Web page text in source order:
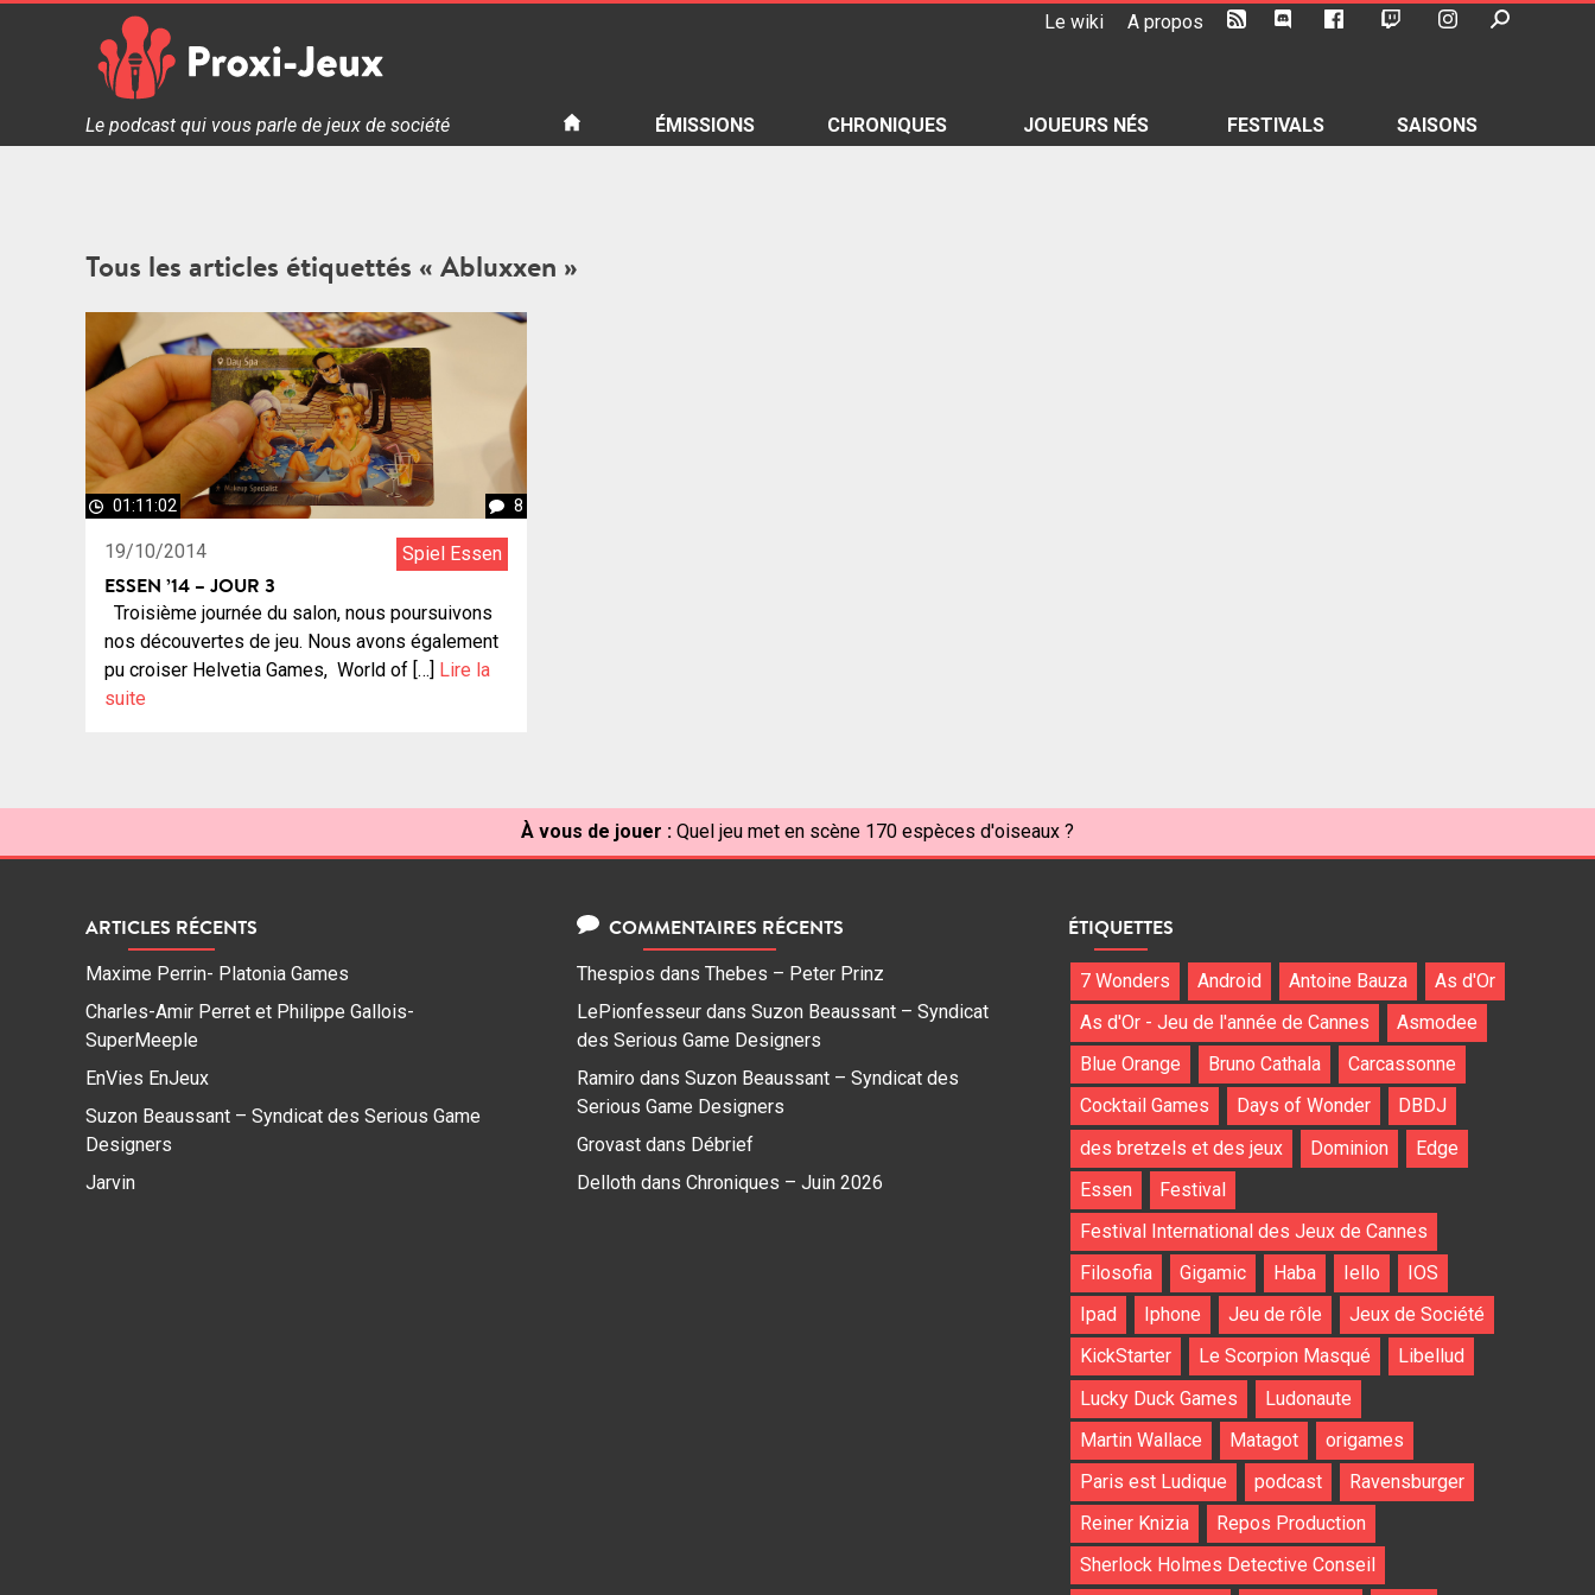
Le wiki A propos
Proxi Jeux - Le podcast qui vous parle de jeux de société
Le podcast qui vous parle de jeux de société ÉMISSIONS CHRONIQUES JOUEURS NÉS FESTIVALS SAISONS
Tous les articles étiquettés « Abluxxen »
01:11:02 8
19/10/2014 Spiel Essen
ESSEN ’14 – JOUR 3
Troisième journée du salon, nous poursuivons
nos découvertes de jeu. Nous avons également
pu croiser Helvetia Games, World of […] Lire la
suite
À vous de jouer : Quel jeu met en scène 170 espèces d'oiseaux ?
ARTICLES RÉCENTS
Maxime Perrin- Platonia Games
Charles-Amir Perret et Philippe Gallois-
SuperMeeple
EnVies EnJeux
Suzon Beaussant – Syndicat des Serious Game
Designers
Jarvin
COMMENTAIRES RÉCENTS
Thespios dans Thebes – Peter Prinz
LePionfesseur dans Suzon Beaussant – Syndicat
des Serious Game Designers
Ramiro dans Suzon Beaussant – Syndicat des
Serious Game Designers
Grovast dans Débrief
Delloth dans Chroniques – Juin 2026
ÉTIQUETTES
7 Wonders Android Antoine Bauza
As d'Or
As d'Or - Jeu de l'année de Cannes
Asmodee
Blue Orange
Bruno Cathala
Carcassonne
Cocktail Games
Days of Wonder
DBDJ
des bretzels et des jeux
Dominion
Edge
Essen
Festival
Festival International des Jeux de Cannes
Filosofia
Gigamic Haba Iello
IOS
Ipad
Iphone Jeu de rôle
Jeux de Société
KickStarter
Le Scorpion Masqué
Libellud
Lucky Duck Games
Ludonaute
Martin Wallace
Matagot
origames
Paris est Ludique
podcast
Ravensburger
Reiner Knizia
Repos Production
Sherlock Holmes Detective Conseil